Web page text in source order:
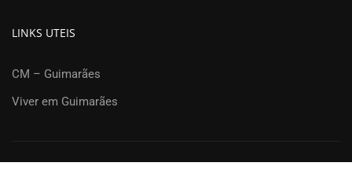
LINKS UTEIS
CM – Guimarães
Viver em Guimarães